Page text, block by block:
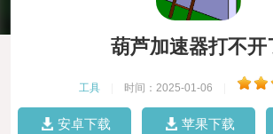
葫芦加速器打不开
工具 时间：2025-01-06
安卓下载 苹果下载